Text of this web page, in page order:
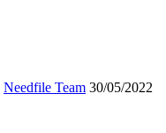
Needfile Team 30/05/2022